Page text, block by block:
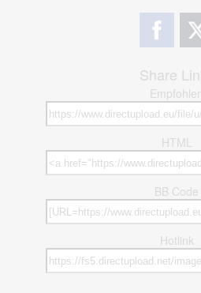
Share
Empfohlen
HTML
BB Code
Hotlink